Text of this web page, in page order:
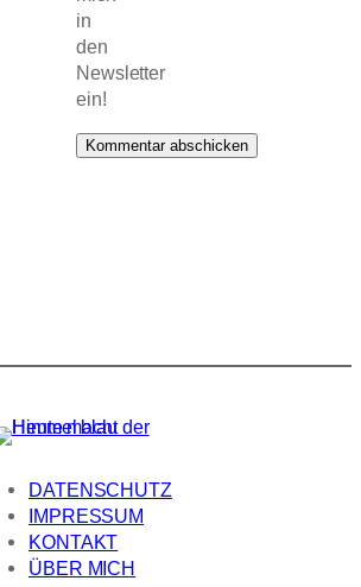
in
den
Newsletter
ein!
DATENSCHUTZ
IMPRESSUM
KONTAKT
ÜBER MICH